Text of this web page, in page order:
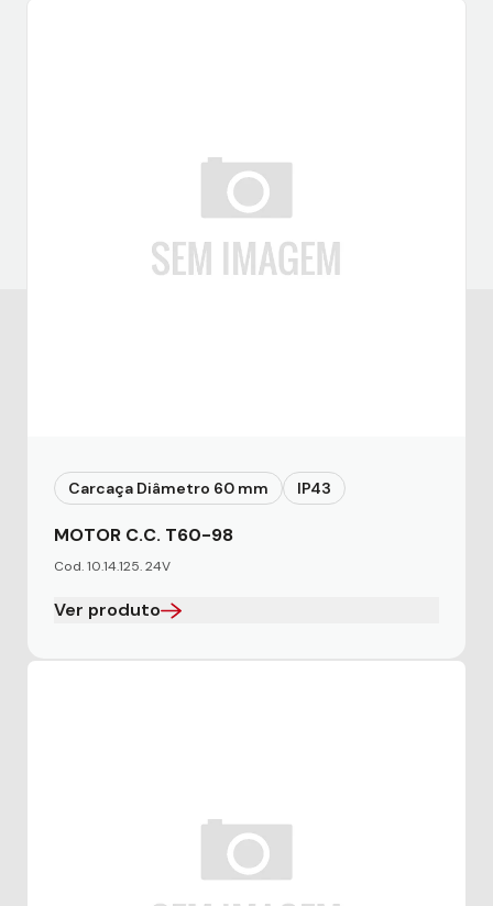
Carcaça Diâmetro 60 mm IP43
MOTOR C.C. T60-98
Cod. 10.14.125. 24V
Ver produto